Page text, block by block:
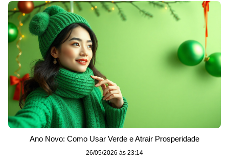
Ano Novo: Como Usar Verde e Atrair Prosperidade
26/05/2026 às 23:14